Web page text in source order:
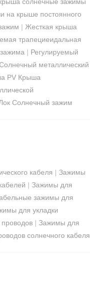
на крыше постоянного
| Жесткая крыша
трапециеидальная
| Регулируемый
металлический
PV Крыша
Солнечный зажим
кабеля | Зажимы
| Зажимы для
зажимы для
для укладки
| Зажимы для
солнечного кабеля